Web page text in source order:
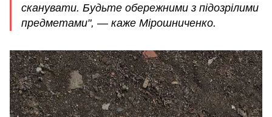
сканувати. Будьте обережними з підозрілими
предметами", — каже Мірошниченко.